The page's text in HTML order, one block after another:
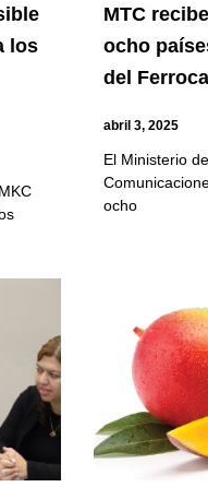
los
MTC
ocho
del
abril 3, 2025
El Ministerio
ocho